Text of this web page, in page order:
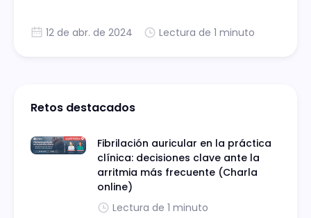
12 de abr. de 2024 Lectura de 1 minuto
Retos destacados
Fibrilación auricular en la práctica
clínica: decisiones clave ante la
arritmia más frecuente (Charla
online)
Lectura de 1 minuto